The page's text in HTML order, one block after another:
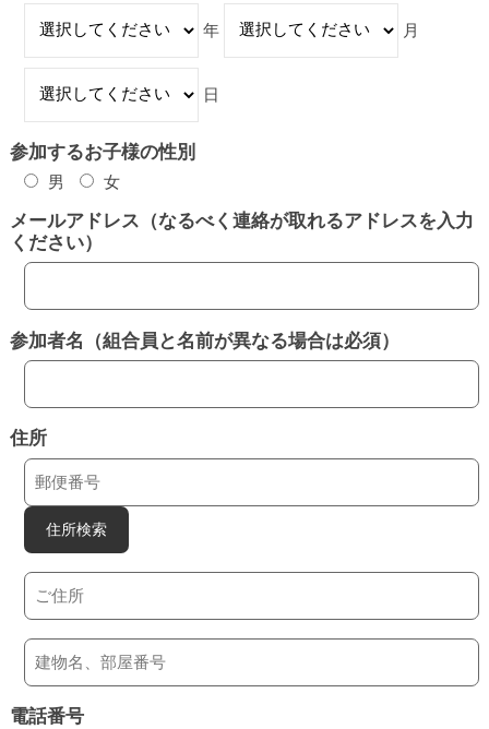
年 月
日
参加するお子様の性別
男 女
メールアドレス（なるべく連絡が取れるアドレスを入力
ください）
参加者名（組合員と名前が異なる場合は必須）
住所
住所検索
電話番号